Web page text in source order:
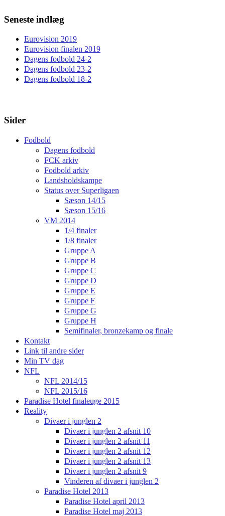
Seneste indlæg
Eurovision 2019
Eurovision finalen 2019
Dagens fodbold 24-2
Dagens fodbold 23-2
Dagens fodbold 18-2
Sider
Fodbold
Dagens fodbold
FCK arkiv
Fodbold arkiv
Landsholdskampe
Status over Superligaen
Sæson 14/15
Sæson 15/16
VM 2014
1/4 finaler
1/8 finaler
Gruppe A
Gruppe B
Gruppe C
Gruppe D
Gruppe E
Gruppe F
Gruppe G
Gruppe H
Semifinaler, bronzekamp og finale
Kontakt
Link til andre sider
Min TV dag
NFL
NFL 2014/15
NFL 2015/16
Paradise Hotel finaleuge 2015
Reality
Divaer i junglen 2
Divaer i junglen 2 afsnit 10
Divaer i junglen 2 afsnit 11
Divaer i junglen 2 afsnit 12
Divaer i junglen 2 afsnit 13
Divaer i junglen 2 afsnit 9
Vinderen af divaer i junglen 2
Paradise Hotel 2013
Paradise Hotel april 2013
Paradise Hotel maj 2013